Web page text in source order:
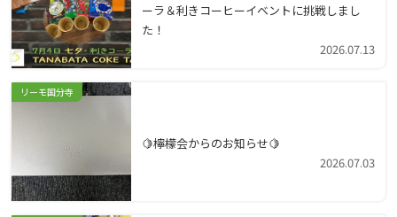
ーラ＆利きコーヒーイベントに挑戦しまし
た！
2026.07.13
リーモ国分寺
🍋檸檬会からのお知らせ🍋
2026.07.03